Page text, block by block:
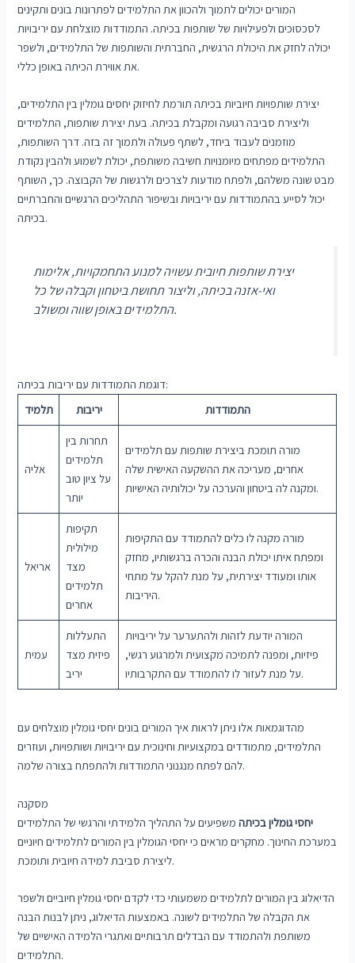
המורים יכולים לתמוך ולהכוון את התלמידים לפתרונות בונים ותקינים
לסכסוכים ולפעילויות של שותפות בכיתה. התמודדות מוצלחת עם יריבויות
יכולה לחזק את היכולת הרגשית, החברתית והשותפות של התלמידים, ולשפר
את אווירת הכיתה באופן כללי.
יצירת שותפויות חיוביות בכיתה תורמת לחיזוק יחסים גומלין בין התלמידים,
וליצירת סביבה רגועה ומקבלת בכיתה. בעת יצירת שותפות, התלמידים
מוזמנים לעבוד ביחד, לשתף פעולה ולתמוך זה בזה. דרך השותפות,
התלמידים מפתחים מיומנויות חשיבה משותפת, יכולת לשמוע ולהבין נקודת
מבט שונה משלהם, ולפתח מודעות לצרכים ולרגשות של הקבוצה. כך, השותף
יכול לסייע בהתמודדות עם יריבויות ובשיפור התהליכים הרגשיים והחברתיים
בכיתה.
יצירת שותפות חיובית עשויה למנוע התחמקויות, אלימות
ואי-אזנה בכיתה, וליצור תחושת ביטחון וקבלה של כל
התלמידים באופן שווה ומשולב.
דוגמת התמודדות עם יריבות בכיתה:
תלמיד
יריבות התמודדות
אליה
תחרות בין
תלמידים
על ציון טוב
יותר
מורה תומכת ביצירת שותפות עם תלמידים
אחרים, מעריכה את ההשקעה האישית שלה
ומקנה לה ביטחון והערכה על יכולותיה האישיות.
אריאל
תקיפות
מילולית
מצד
תלמידים
אחרים
מורה מקנה לו כלים להתמודד עם התקיפות
ומפתח איתו יכולת הבנה והכרה ברגשותיו, מחזק
אותו ומעודד יצירתית, על מנת להקל על מתחי
היריבות.
עמית
התעללות
פיזית מצד
יריב
המורה יודעת לזהות ולהתערער על יריבויות
פיזיות, ומפנה לתמיכה מקצועית ולמרגוע רגשי,
על מנת לעזור לו להתמודד עם התקרבותיו.
מהדוגמאות אלו ניתן לראות איך המורים בונים יחסי גומלין מוצלחים עם
התלמידים, מתמודדים במקצועיות וחינוכית עם יריבויות ושותפויות, ועוזרים
להם לפתח מנגנוני התמודדות ולהתפתח בצורה שלמה.
מסקנה
יחסי גומלין בכיתהמשפיעים על התהליך הלמידתי והרגשי של התלמידים
במערכת החינוך. מחקרים מראים כי יחסי הגומלין בין המורים לתלמידים חיוניים
ליצירת סביבת למידה חיובית ותומכת.
הדיאלוג בין המורים לתלמידים משמעותי כדי לקדם יחסי גומלין חיוביים ולשפר
את הקבלה של התלמידים לשונה. באמצעות הדיאלוג, ניתן לבנות הבנה
משותפת ולהתמודד עם הבדלים תרבותיים ואתגרי הלמידה האישיים של
התלמידים.